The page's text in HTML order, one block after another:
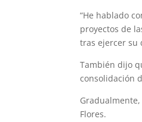
“He hablado
proyectos de
tras ejercer su
También dijo
consolidación
Flores.